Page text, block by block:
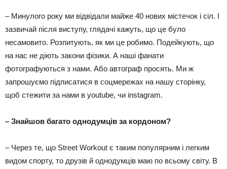
– Минулого року ми відвідали майже 40 нових містечок і сіл. І
зазвичай після виступу, глядачі кажуть, що це було
несамовито. Розпитують, як ми це робимо. Подейкують, що
на нас не діють закони фізики. А наші фанати
фотографуються з нами. Або автограф просять. Ми ж
запрошуємо підписатися в соцмережах на нашу сторінку,
щоб стежити за нами в youtube, чи instagram.
– Знайшов багато однодумців за кордоном?
– Через те, що Street Workout є таким популярним і легким
видом спорту, то друзів й однодумців маю по всьому світу. В